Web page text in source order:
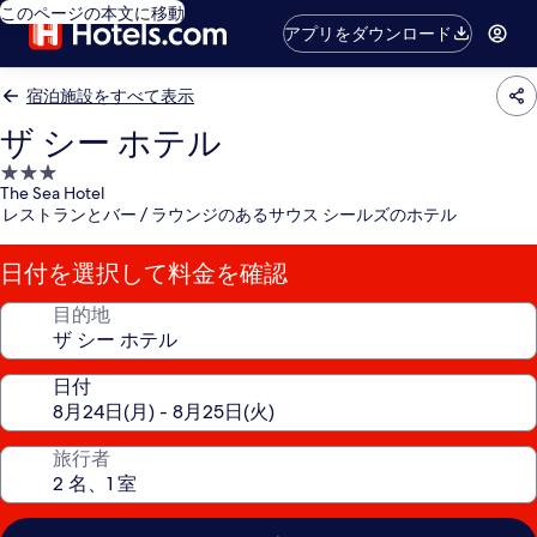
このページの本文に移動
アプリをダウンロード
宿泊施設をすべて表示
ザ シー ホテル
3.0
つ
星
宿
泊
施
The Sea Hotel
レストランとバー / ラウンジのあるサウス シールズのホテル
日付を選択して料金を確認
目的地
日付
旅行者